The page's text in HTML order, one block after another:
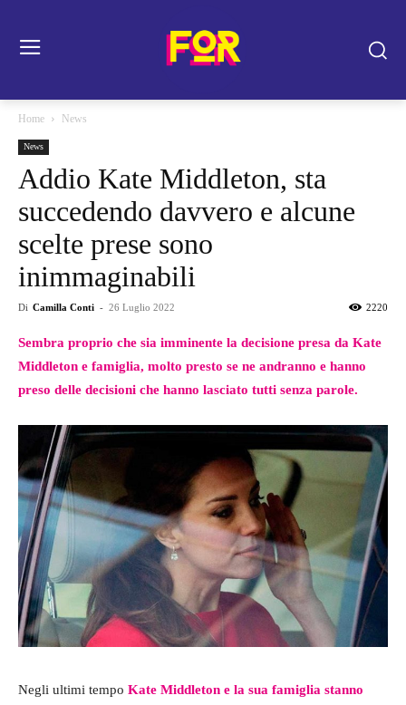
Home News
News
Addio Kate Middleton, sta
succedendo davvero e alcune
scelte prese sono
inimmaginabili
Di Camilla Conti - 26 Luglio 2022 2220
Sembra proprio che sia imminente la decisione presa da Kate
Middleton e famiglia, molto presto se ne andranno e hanno
preso delle decisioni che hanno lasciato tutti senza parole.
Negli ultimi tempo Kate Middleton e la sua famiglia stanno